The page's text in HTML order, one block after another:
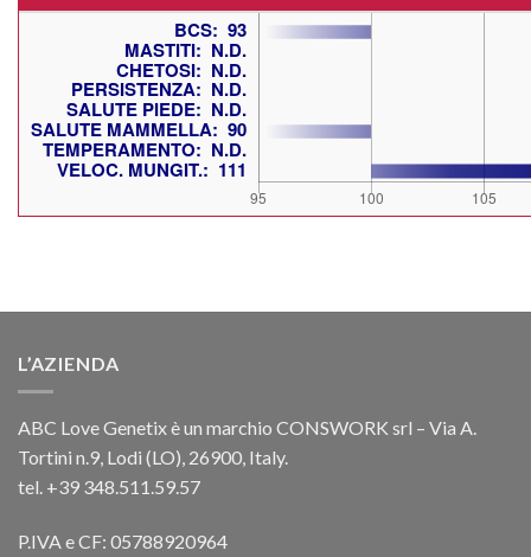
L’AZIENDA
ABC Love Genetix è un marchio CONSWORK srl – Via A.
Tortini n.9, Lodi (LO), 26900, Italy.
tel. +39 348.511.59.57
P.IVA e CF: 05788920964